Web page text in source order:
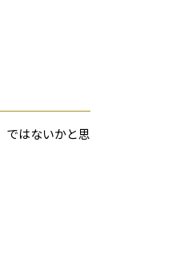
ではないかと思